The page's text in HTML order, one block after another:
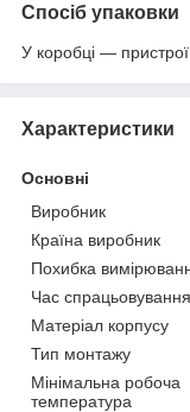
Спосіб упаковки
У коробці —
Характеристики
Основні
Виробник
Країна виробник
Похибка
Час спрацьовування
Матеріал корпусу
Тип монтажу
Мінімальна робоча
температура